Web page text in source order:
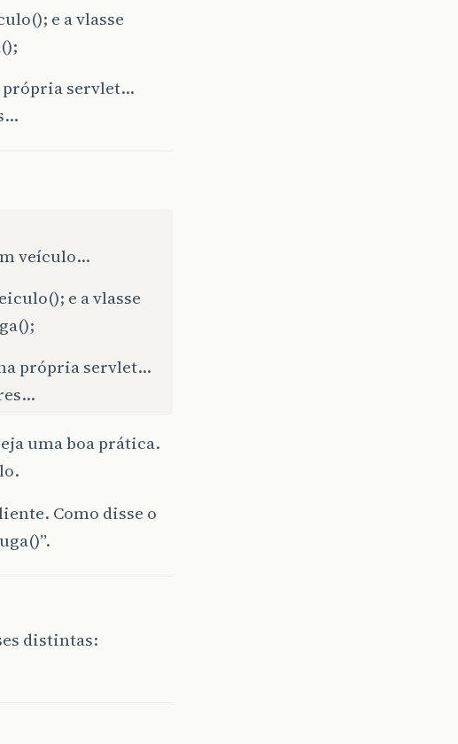
e a vlasse
própria servlet…
veículo…
e a vlasse
própria servlet…
uma boa prática.
Como disse o
distintas: